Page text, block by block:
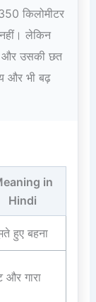
किलोमीटर
लेकिन
और उसकी छत
और भी बढ़
in
Hindi
हुए बहना
और गारा